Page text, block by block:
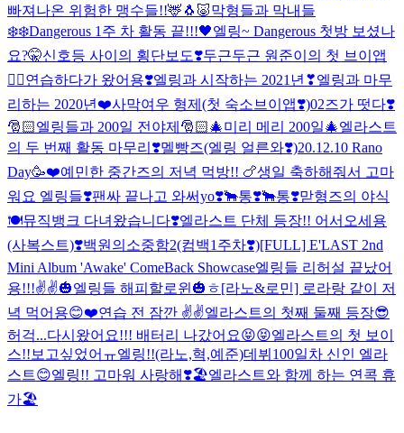
빠져나온 위험한 맹수들!!🦌🐧🐷막형들과 막내들
❄️❄️Dangerous 1주 차 활동 끝!!!🖤엘링~ Dangerous 첫방 보셨나
요?🤫신호등 사이의 횡단보도❣️두근두근 원준이의 첫 브이앱
✌🏻연습하다가 왔어용❣️엘링과 시작하는 2021년❣엘링과 마무
리하는 2020년❤️사막여우 형제(첫 숙소브이앱❣️)02즈가 떳다❣️
🎅🏻엘링들과 200일 전야제🎅🏻🎄미리 메리 200일🎄엘라스트
의 두 번째 활동 마무리❣️멜빵즈(엘링 얼른와❣️)20.12.10 Rano
Day🥳❤️예민한 중간즈의 저녁 먹방!! 🍗생일 축하해줘서 고마
워요 엘링들❣️팬싸 끝나고 와써yo❣️🐂통❣️🐂통❣️맏형즈의 야식
🍽뮤직뱅크 다녀왔습니다❣️엘라스트 단체 등장!! 어서오세용
(사복스트)❣️백원의소중함2(컴백1주차❣️)[FULL] E'LAST 2nd
Mini Album 'Awake' ComeBack Showcase엘링들 리허설 끝났어
용!!!✌️✌️🎃엘링들 해피할로윈🎃ㅎ[라노&로민] 로라랑 같이 저
녁 먹어용😊❤️연습 전 잠깐 ✌️✌️엘라스트의 첫째 둘째 등장😎
허걱...다시왔어요!!! 배터리 나갔어요😝😝엘라스트의 첫 보이
스!!보고싶었어ㅠ엘링!!(라노,혁,예준)데뷔100일차 신인 엘라
스트😊엘링!! 고마워 사랑해❣️🏖엘라스트와 함께 하는 연콕 휴
가🏖